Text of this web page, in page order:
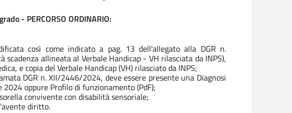
- PERCORSO ORDINARIO:
così come indicato a pag. 13 dell'allegato alla DGR n.
allineata al Verbale Handicap - VH rilasciata da INPS),
e copia del Verbale Handicap (VH) rilasciato da INPS;
DGR n. XII/2446/2024, deve essere presente una Diagnosi
oppure Profilo di funzionamento (PdF);
convivente con disabilità sensoriale;
diritto.